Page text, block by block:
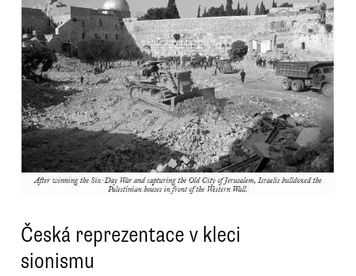
Česká reprezentace v kleci
sionismu